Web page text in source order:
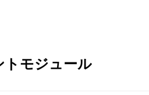
トモジュール